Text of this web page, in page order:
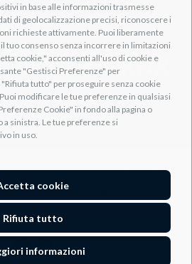
in base alle informazioni trasmesse
di geolocalizzazione precisi, riconoscere i
richieste attivamente. Puoi liberamente
tuo consenso senza incorrere in limitazioni
cookie," acconsenti all'uso di cookie e
"Gestisci Preferenze" per
tutto" per proseguire senza cookie
modificare le tue preferenze in qualsiasi
Cookie" in fondo alla pagina o
a sinistra. Le tue preferenze si
in uso.
cookie
Rifiuta tutto
informazioni
Cinema Suite
e coordinamento ai sensi dell'art. 2497-bis co.
C.F. e iscrizione al R.I. di Trento n. 01993790227
Group Srl. Powered By